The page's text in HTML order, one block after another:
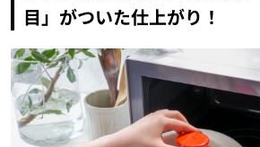
目」がついた仕上がり！